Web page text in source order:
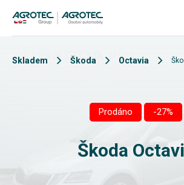
Skladem Škoda Octavia
Prodáno -27%
Škoda